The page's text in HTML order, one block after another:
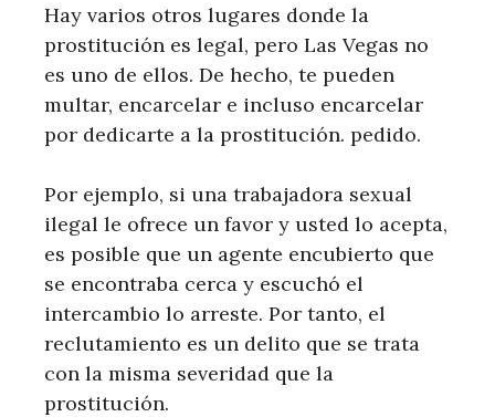
Hay varios otros lugares donde la
prostitución es legal, pero Las Vegas no
es uno de ellos. De hecho, te pueden
multar, encarcelar e incluso encarcelar
por dedicarte a la prostitución. pedido.
Por ejemplo, si una trabajadora sexual
ilegal le ofrece un favor y usted lo acepta,
es posible que un agente encubierto que
se encontraba cerca y escuchó el
intercambio lo arreste. Por tanto, el
reclutamiento es un delito que se trata
con la misma severidad que la
prostitución.